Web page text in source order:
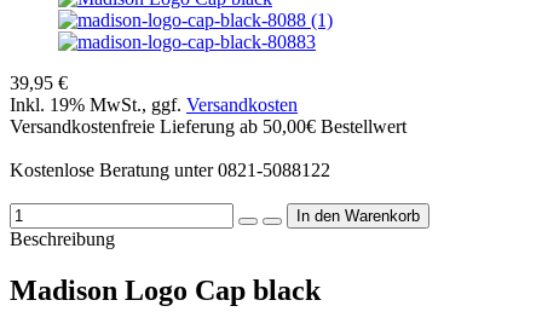
39,95 €
Inkl. 19% MwSt., ggf. Versandkosten
Versandkostenfreie Lieferung ab 50,00€ Bestellwert
Kostenlose Beratung unter 0821-5088122
Beschreibung
Madison Logo Cap black